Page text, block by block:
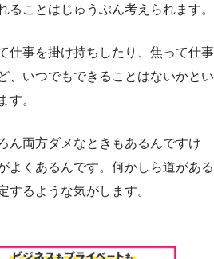
ることはじゅうぶん考えられます。
仕事を掛け持ちしたり、焦って仕事
、いつでもできることはないかとい
す。
ん両方ダメなときもあるんですけ
よくあるんです。何かしら道がある
するような気がします。